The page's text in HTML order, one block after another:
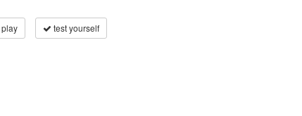
play test yourself